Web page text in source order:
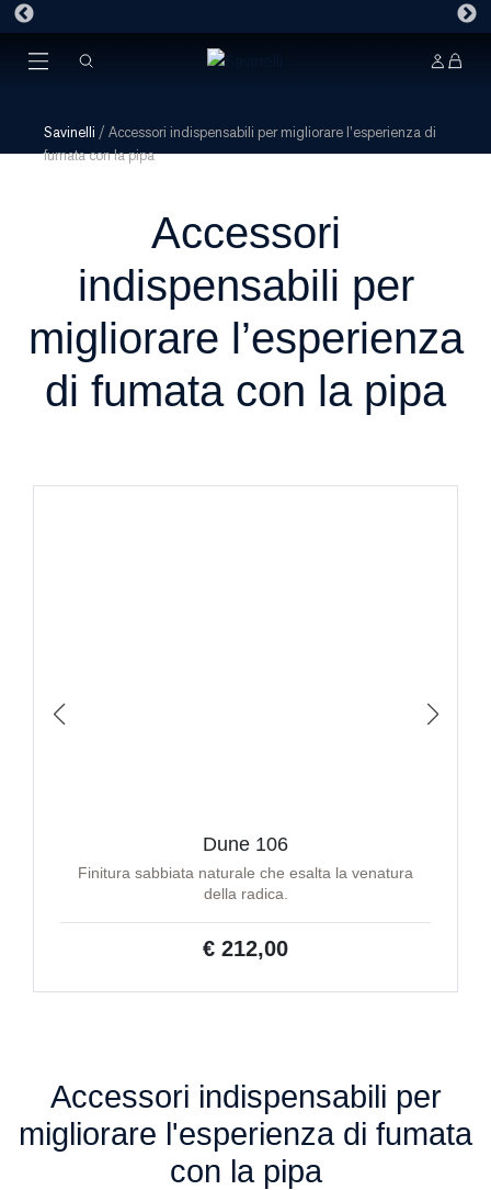
Savinelli / Accessori indispensabili per migliorare l’esperienza di
fumata con la pipa
Accessori
indispensabili per
migliorare l’esperienza
di fumata con la pipa
Dune 106
Finitura sabbiata naturale che esalta la venatura
della radica.
€ 212,00
Accessori indispensabili per
migliorare l'esperienza di fumata
con la pipa